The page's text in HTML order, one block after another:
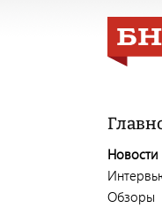
Новости
Обзоры